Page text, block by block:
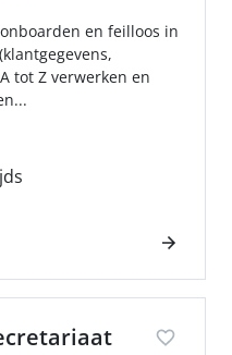
en feilloos in
tot Z verwerken en